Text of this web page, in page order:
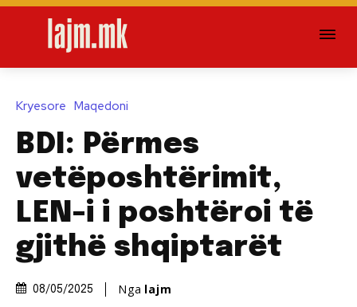
Kryesore Maqedoni
BDI: Përmes
vetëposhtërimit,
LEN-i i poshtëroi të
gjithë shqiptarët
08/05/2025 Nga lajm